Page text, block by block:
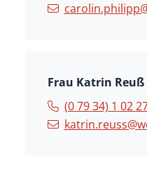
Frau Katrin Reuß
(0 79 34) 1 02